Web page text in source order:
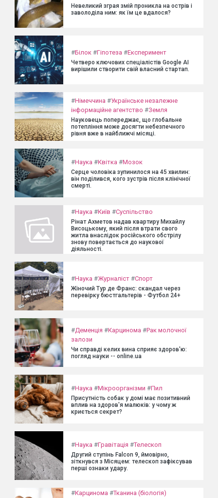
Невеликий зграя змій проникла на острів і
заволоділа ним: як їм це вдалося?
#Білок #Гіпотеза #Експеримент
Четверо ключових спеціалістів Google AI
вирішили створити свій власний стартап.
#Німеччина #Українське незалежне
інформаційне агентство #Земля
Науковець попереджає, що глобальне
потепління може досягти небезпечного
рівня вже в найближчі місяці.
#Наука #Квітка #Мозок
Серце чоловіка зупинилося на 45 хвилин:
він поділився, кого зустрів після клінічної
смерті.
#Наука #Київ #Суспільство
Рінат Ахметов надав квартиру Михайлу
Висоцькому, який після втрати свого
житла внаслідок російського обстрілу
знову повертається до наукової
діяльності.
#Наука #Журналіст #Спорт
Жіночий Тур де Франс: скандал через
перевірку бюстгальтерів - Футбол 24+
#Деменція #Карцинома #Рак молочної
залози
Чи справді келих вина сприяє здоров'ю:
погляд науки -- online.ua
#Наука #Мікроорганізми #Пил
Присутність собак у домі має позитивний
вплив на здоров'я малюків: у чому ж
криється секрет?
#Наука #Гравітація #Телескоп
Другий ступінь Falcon 9, ймовірно,
зіткнувся з Місяцем: телескоп зафіксував
перші ознаки удару.
#Карцинома #Тканина (біологія)